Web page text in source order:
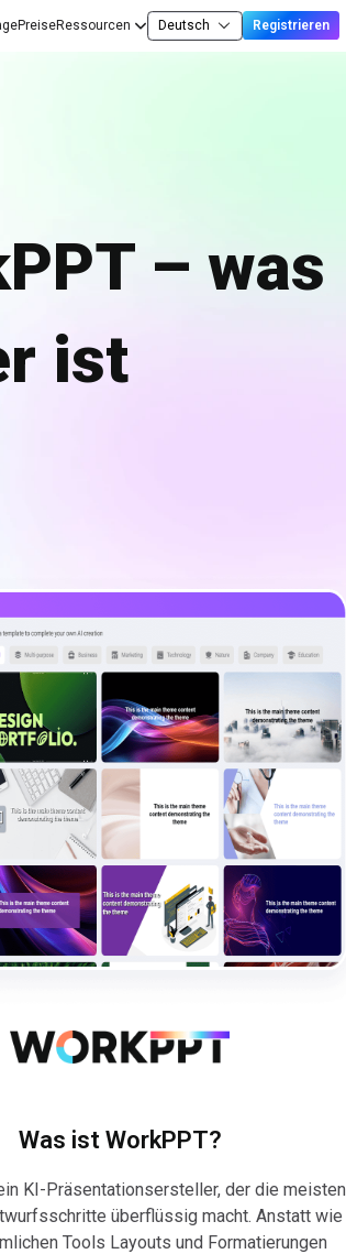
PreiseRessourcen Deutsch Registrieren
– was
ist
Was ist WorkPPT?
KI-Präsentationsersteller, der die meisten
überflüssig macht. Anstatt wie
Tools Layouts und Formatierungen